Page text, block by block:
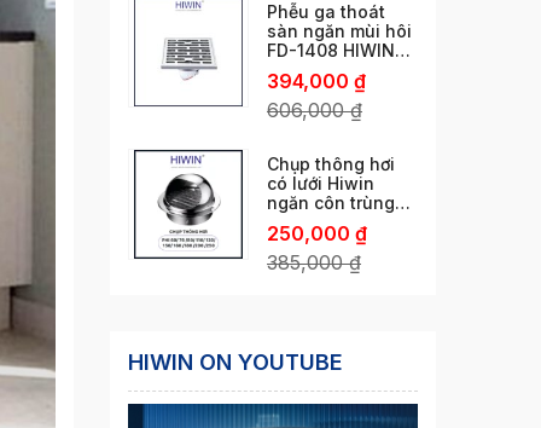
Phễu ga thoát
sàn ngăn mùi hôi
FD-1408 HIWIN
ngăn mùi vượt trội
394,000 ₫
606,000₫
Chụp thông hơi
có lưới Hiwin
ngăn côn trùng
phi 60/ 76 /80/
110/ 120/ 150 /160
/180 /200 /250
250,000 ₫
385,000₫
HIWIN ON YOUTUBE